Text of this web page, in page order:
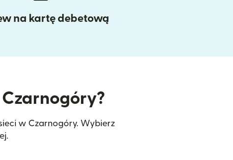
na kartę debetową
w Czarnogóry. Wybierz